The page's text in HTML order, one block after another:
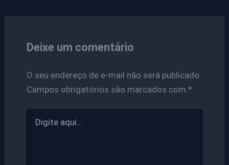
Deixe um comentário
O seu endereço de e-mail não será publicado.
Campos obrigatórios são marcados com *
aqui...